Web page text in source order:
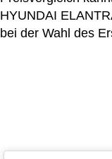
HYUNDAI
bei der Wahl des